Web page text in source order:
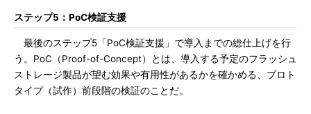
ステップ5： PoC検証支援
最後のステップ5「PoC検証支援」で導入までの総仕上げを行
う。PoC（Proof-of-Concept）とは、導入する予定のフラッシュ
ストレージ製品が望む効果や有用性があるかを確かめる、プロト
タイプ（試作）前段階の検証のことだ。